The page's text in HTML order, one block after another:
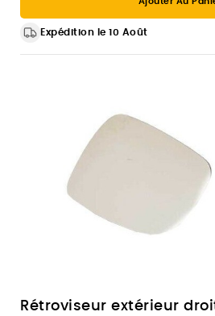
Expédition le 10 Août
Rétroviseur extérieur